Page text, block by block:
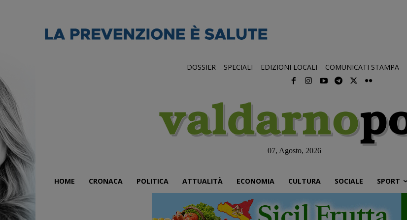
DOSSIER SPECIALI EDIZIONI LOCALI COMUNICATI STAMPA
07, Agosto, 2026
HOME CRONACA POLITICA ATTUALITÀ ECONOMIA CULTURA SOCIALE SPORT